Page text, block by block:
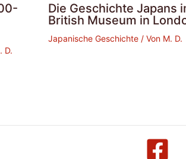
D.
Die Geschichte Japans
British Museum in
Japanische Geschichte / Von M. D.